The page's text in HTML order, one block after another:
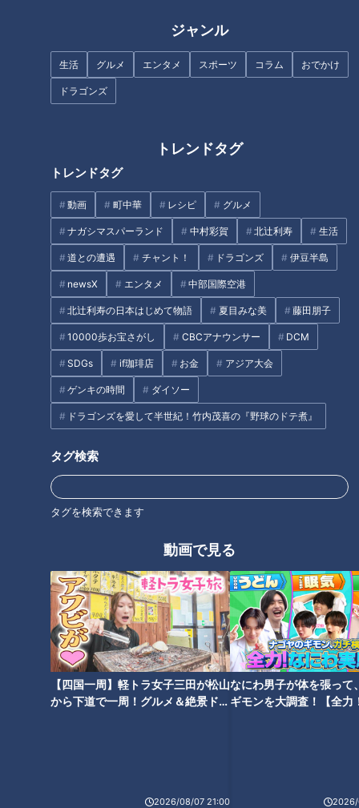
ジャンル
生活 グルメ エンタメ スポーツ コラム おでかけ
ドラゴンズ
トレンドタグ
トレンドタグ
動画 町中華 レシピ グルメ
ナガシマスパーランド 中村彩賀 北辻利寿 生活
道との遭遇 チャント！ ドラゴンズ 伊豆半島
newsX エンタメ 中部国際空港
北辻利寿の日本はじめて物語 夏目みな美 藤田朋子
10000歩お宝さがし CBCアナウンサー DCM
SDGs if珈琲店 お金 アジア大会
ゲンキの時間 ダイソー
ドラゴンズを愛して半世紀！竹内茂喜の『野球のドテ煮』
タグ検索
タグを検索できます
動画で見る
【四国一周】軽トラ女子三田が松山
から下道で一周！グルメ＆絶景ドラ
2026/08/07 21:00
なにわ男子が体を張って
ギモンを大調査！【全力
2026/
めしを徹底紹介！3D海鮮丼＆大
人版お子様ランチタワー＆究極
の石焼きカツカレー
「鶏ちゃん」に、釣れたてのア
ユ！岐阜県東白川村でなりゆき
“はみ出る海鮮丼”がお値打ちす
ぎる！？日替わりパンが食べ放
題の店も 愛知県名古屋市のお値
打ちグルメを調査
まかないから看板メニュー
に！？オイスターソース×ショ
ウガがうますぎる！春日井の町
中華「仙楽」名物“ハオユー麺”
ウナギのタレでみたらし団子!?
浜名湖の新グルメ!
甘みたっぷりでやみつき！チヂ
ミ・ギョーザ・丼ものまで！？
ネギが主役の簡単＆ヘルシーレ
シピ
タグ
RANKING